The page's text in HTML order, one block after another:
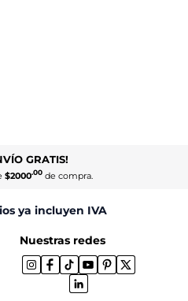
GRATIS!
$2000.00de compra.
ya incluyen IVA
Nuestras redes